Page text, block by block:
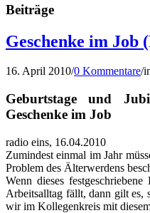
Beiträge
Geschenke im Job
16. April 2010/0 Kommentare/
Geburtstage und
Geschenke im Job
radio eins, 16.04.2010
Zumindest einmal im Jahr
Problem des Älterwerdens
Wenn dieses
Arbeitsalltag fällt, dann gilt es,
wir im Kollegenkreis mit